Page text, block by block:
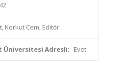
Korkut Cem, Editör
Üniversitesi Adresli: Evet